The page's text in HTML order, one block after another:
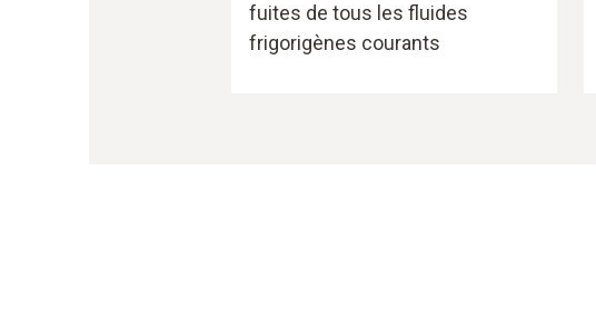
fuites de tous les fluides
frigorigènes courants